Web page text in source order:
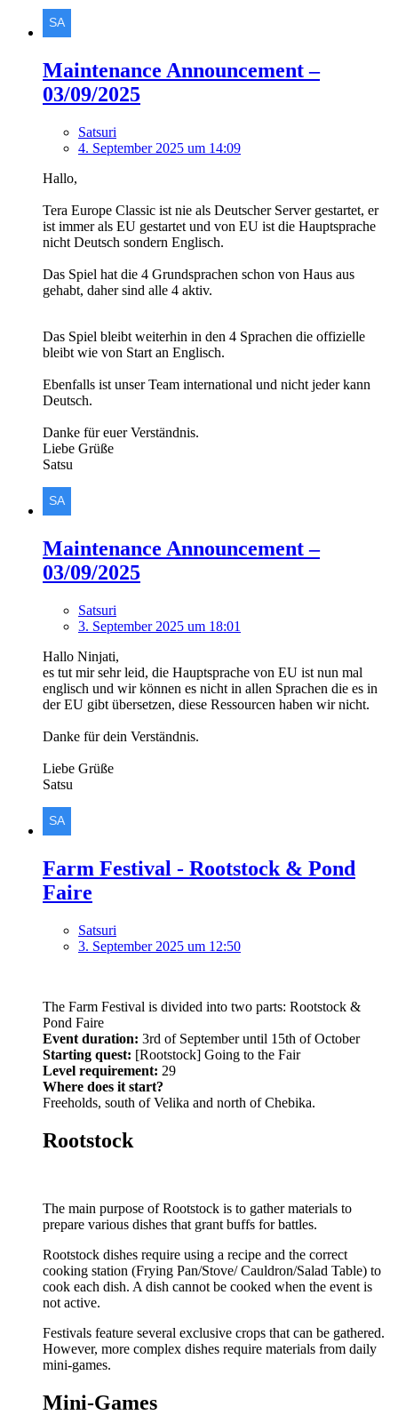
Maintenance Announcement –
03/09/2025
Satsuri
4. September 2025 um 14:09
Hallo,
Tera Europe Classic ist nie als Deutscher Server gestartet, er
ist immer als EU gestartet und von EU ist die Hauptsprache
nicht Deutsch sondern Englisch.
Das Spiel hat die 4 Grundsprachen schon von Haus aus
gehabt, daher sind alle 4 aktiv.
Das Spiel bleibt weiterhin in den 4 Sprachen die offizielle
bleibt wie von Start an Englisch.
Ebenfalls ist unser Team international und nicht jeder kann
Deutsch.
Danke für euer Verständnis.
Liebe Grüße
Satsu
Maintenance Announcement –
03/09/2025
Satsuri
3. September 2025 um 18:01
Hallo Ninjati,
es tut mir sehr leid, die Hauptsprache von EU ist nun mal
englisch und wir können es nicht in allen Sprachen die es in
der EU gibt übersetzen, diese Ressourcen haben wir nicht.
Danke für dein Verständnis.
Liebe Grüße
Satsu
Farm Festival - Rootstock & Pond
Faire
Satsuri
3. September 2025 um 12:50
The Farm Festival is divided into two parts: Rootstock &
Pond Faire
Event duration: 3rd of September until 15th of October
Starting quest: [Rootstock] Going to the Fair
Level requirement: 29
Where does it start?
Freeholds, south of Velika and north of Chebika.
Rootstock
The main purpose of Rootstock is to gather materials to
prepare various dishes that grant buffs for battles.
Rootstock dishes require using a recipe and the correct
cooking station (Frying Pan/Stove/ Cauldron/Salad Table) to
cook each dish. A dish cannot be cooked when the event is
not active.
Festivals feature several exclusive crops that can be gathered.
However, more complex dishes require materials from daily
mini-games.
Mini-Games